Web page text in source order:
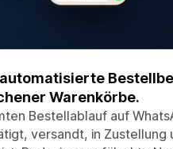
Warenkörbe.
Bestellablauf auf
versandt, in